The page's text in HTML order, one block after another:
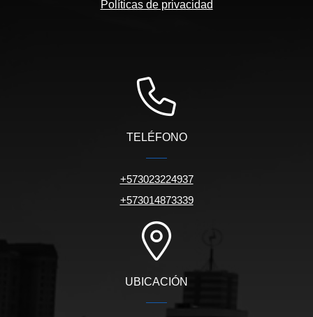
Políticas de privacidad
TELÉFONO
+573023224937
+573014873339
UBICACIÓN